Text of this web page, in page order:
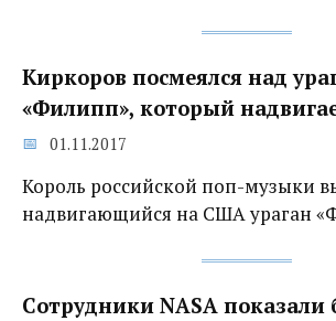
Киркоров посмеялся над
«Филипп», который
01.11.2017
Король российской поп-музыки
надвигающийся на США ураган
Сотрудники NASA